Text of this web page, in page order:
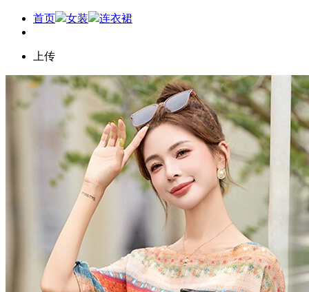
首页 女装 连衣裙
上传